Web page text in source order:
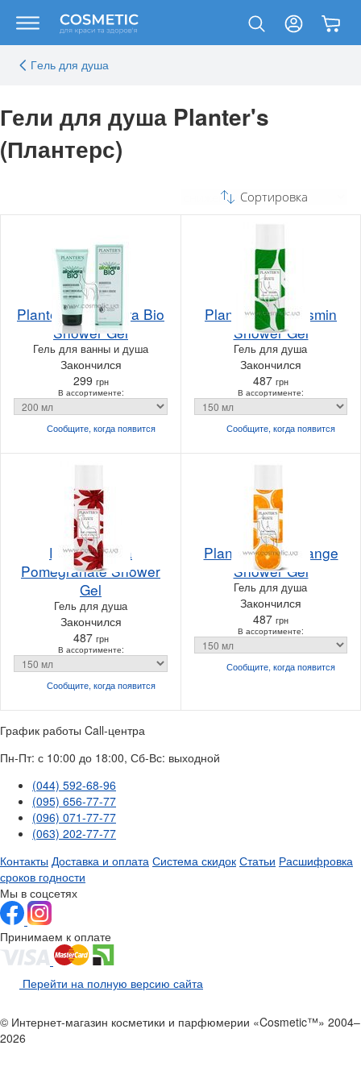
Гeль для душа
Гели для душа Planter's
(Плантерс)
Сортировка
Planter's Aloe Vera Bio
Shower Gel
Гель для ванны и душа
Закончился
299 грн
В ассортименте:
Сообщите, когдапоявится
Planter's Tea Jasmin
Shower Gel
Гель для душа
Закончился
487 грн
В ассортименте:
Сообщите, когдапоявится
Planter's Tea
Pomegranate Shower
Gel
Гель для душа
Закончился
487 грн
В ассортименте:
Сообщите, когдапоявится
Planter's Tea Orange
Shower Gel
Гель для душа
Закончился
487 грн
В ассортименте:
Сообщите, когдапоявится
График работы Call-центра
Пн-Пт: с 10:00 до 18:00, Сб-Вс: выходной
(044) 592-68-96
(095) 656-77-77
(096) 071-77-77
(063) 202-77-77
Контакты Доставка и оплата Система скидок Статьи Расшифровка
сроков годности
Мы в соцсетях
Принимаем к оплате
Перейти на полную версию сайта
© Интернет-магазин косметики и парфюмерии «Cosmetic™» 2004–
2026